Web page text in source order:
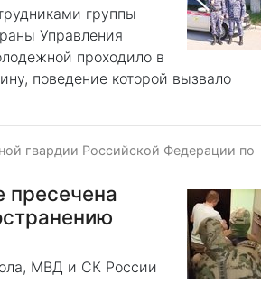
группы
Управления
проходило в
поведение которой вызвало
гвардии Российской Федерации по
пресечена
МВД и СК России